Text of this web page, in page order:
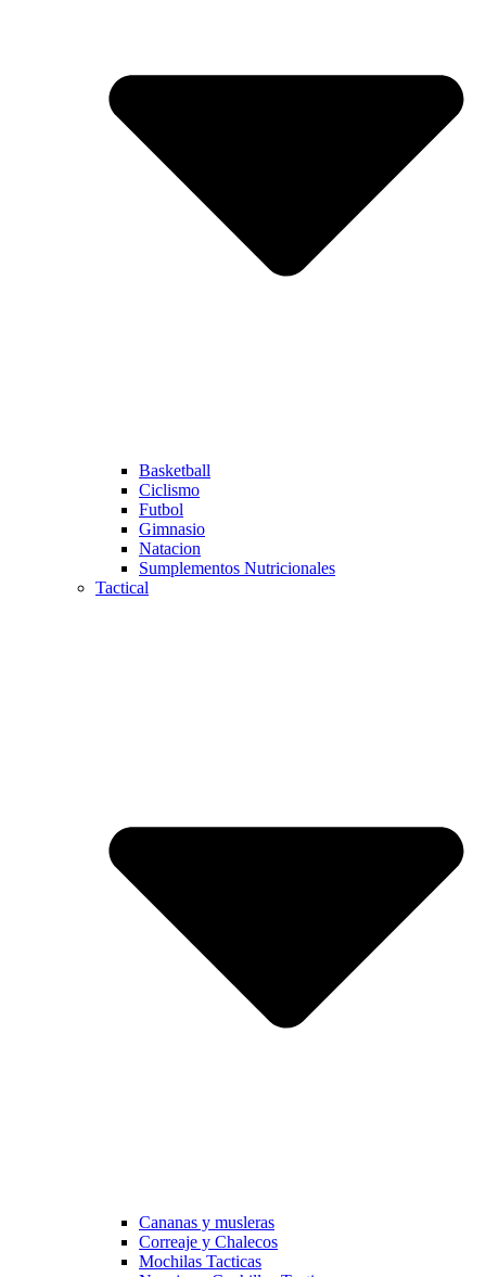
Basketball
Ciclismo
Futbol
Gimnasio
Natacion
Sumplementos Nutricionales
Tactical
Cananas y musleras
Correaje y Chalecos
Mochilas Tacticas